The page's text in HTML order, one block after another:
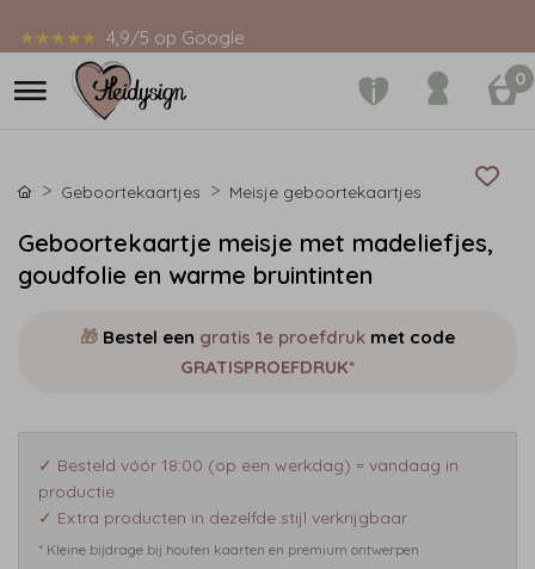
★★★★★ 4,9/5 op Google
0
Geboortekaartjes Meisje geboortekaartjes
Geboortekaartje meisje met madeliefjes,
goudfolie en warme bruintinten
🎁 Bestel een gratis 1e proefdruk met code
GRATISPROEFDRUK*
✓ Besteld vóór 18:00 (op een werkdag) = vandaag in
productie
✓ Extra producten in dezelfde stijl verkrijgbaar
* Kleine bijdrage bij houten kaarten en premium ontwerpen